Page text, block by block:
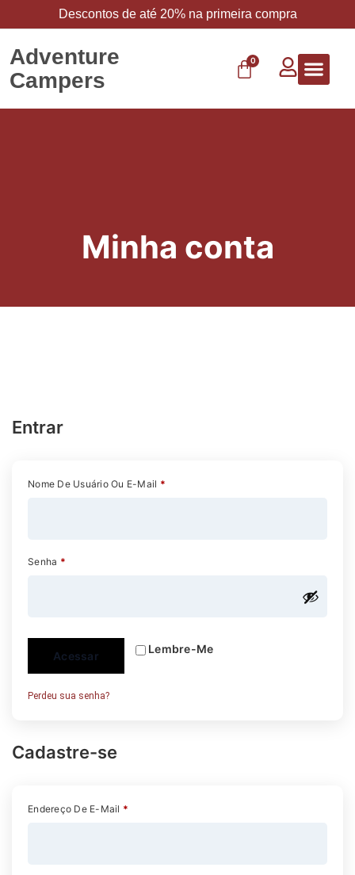
Descontos de até 20% na primeira compra
Adventure
Campers
0
Minha conta
Entrar
Nome De Usuário Ou E-Mail *
Senha *
Lembre-Me
Acessar
Perdeu sua senha?
Cadastre-se
Endereço De E-Mail *